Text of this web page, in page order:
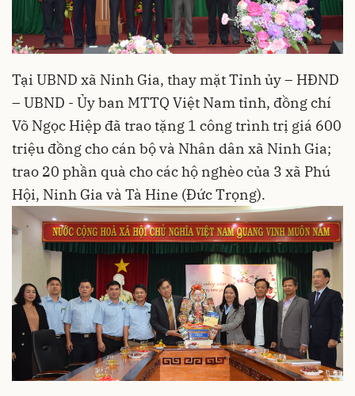
Tại UBND xã Ninh Gia, thay mặt Tỉnh ủy – HĐND
– UBND - Ủy ban MTTQ Việt Nam tỉnh, đồng chí
Võ Ngọc Hiệp đã trao tặng 1 công trình trị giá 600
triệu đồng cho cán bộ và Nhân dân xã Ninh Gia;
trao 20 phần quà cho các hộ nghèo của 3 xã Phú
Hội, Ninh Gia và Tà Hine (Đức Trọng).